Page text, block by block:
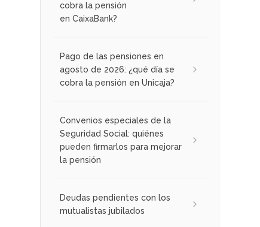
cobra la pensión
en CaixaBank?
Pago de las pensiones en
agosto de 2026: ¿qué día se
cobra la pensión en Unicaja?
Convenios especiales de la
Seguridad Social: quiénes
pueden firmarlos para mejorar
la pensión
Deudas pendientes con los
mutualistas jubilados